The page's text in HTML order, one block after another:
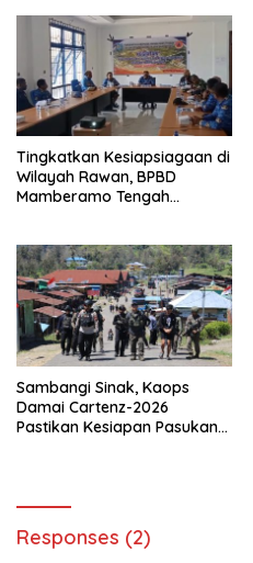
Tingkatkan Kesiapsiagaan di
Wilayah Rawan, BPBD
Mamberamo Tengah
Sambangi Sinak, Kaops
Damai Cartenz-2026
Pastikan Kesiapan Pasukan
Responses (2)